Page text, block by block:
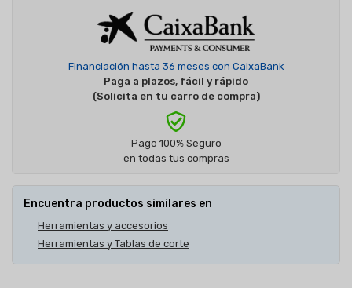
Financiación hasta 36 meses con CaixaBank
Paga a plazos, fácil y rápido
(Solicita en tu carro de compra)
Pago 100% Seguro
en todas tus compras
Encuentra productos similares en
Herramientas y accesorios
Herramientas y Tablas de corte